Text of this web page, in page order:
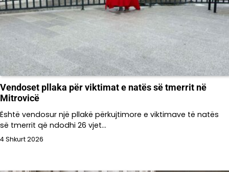
Vendoset pllaka për viktimat e natës së tmerrit në
Mitrovicë
Është vendosur një pllakë përkujtimore e viktimave të natës
së tmerrit që ndodhi 26 vjet…
4 Shkurt 2026